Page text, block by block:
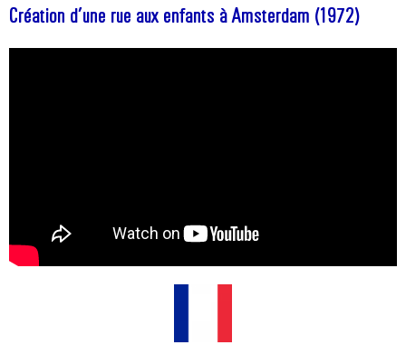
Création d’une rue aux enfants à Amsterdam (1972)